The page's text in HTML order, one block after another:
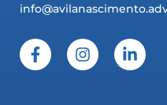
F
a
I
n
L
i